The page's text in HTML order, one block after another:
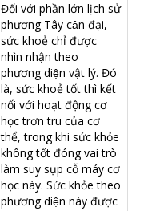
Đối với phần lớn lịch sử
phương Tây cận đại,
sức khoẻ chỉ được
nhìn nhận theo
phương diện vật lý. Đó
là, sức khoẻ tốt thì kết
nối với hoạt động cơ
học trơn tru của cơ
thể, trong khi sức khỏe
không tốt đóng vai trò
làm suy sụp cỗ máy cơ
học này. Sức khỏe theo
phương diện này được